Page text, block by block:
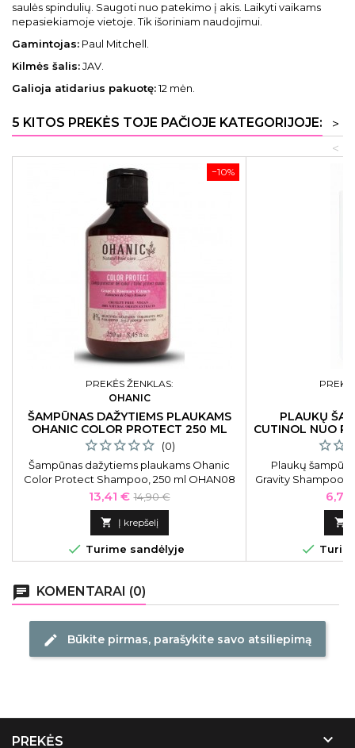
saulės spindulių. Saugoti nuo patekimo į akis. Laikyti vaikams
nepasiekiamoje vietoje. Tik išoriniam naudojimui.
Gamintojas: Paul Mitchell.
Kilmės šalis:JAV.
Galioja atidarius pakuotę:12 mėn.
5 KITOS PREKĖS TOJE PAČIOJE KATEGORIJOJE:
>
<
−10%
PREKĖS ŽENKLAS:
OHANIC
ŠAMPŪNAS DAŽYTIEMS PLAUKAMS
OHANIC COLOR PROTECT 250 ML
(0)
Šampūnas dažytiems plaukams Ohanic
Color Protect Shampoo, 250 ml OHAN08
Kaina
13,41 € Bazinė
kaina
14,90 €
 Į krepšelį
 Turime sandėlyje
PLAUKŲ
CUTINOL NUO
Plaukų
Gravity Shampoo


chat KOMENTARAI (0)
edit Būkite pirmas, parašykite savo atsiliepimą
PREKĖS 